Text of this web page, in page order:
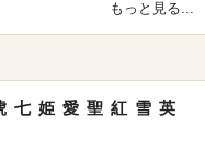
もっと見る...
七 姫 愛 聖 紅 雪 英